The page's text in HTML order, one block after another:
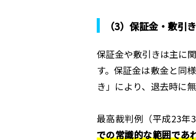
（3）保証金・敷引
保証金や敷引きは主に
す。保証金は敷金と同
き」により、退去時に
最高裁判例（平成23年
での常識的な範囲であ